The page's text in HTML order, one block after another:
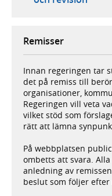
Remisser
Innan regeringen tar
det på remiss till
organisationer,
Regeringen vill veta
vilket stöd som
rätt att lämna
På webbplatsen
ombetts att svara.
anledning av
beslut som följer efter